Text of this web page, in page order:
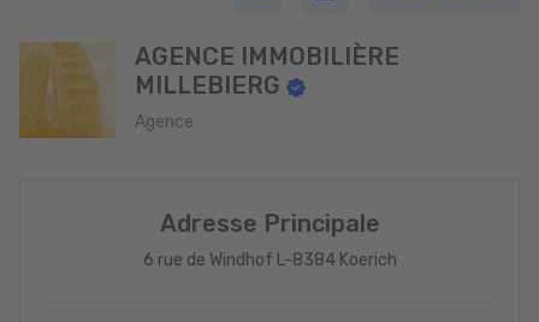
AGENCE IMMOBILIÈRE
MILLEBIERG
Agence
Adresse Principale
6 rue de Windhof L-8384 Koerich